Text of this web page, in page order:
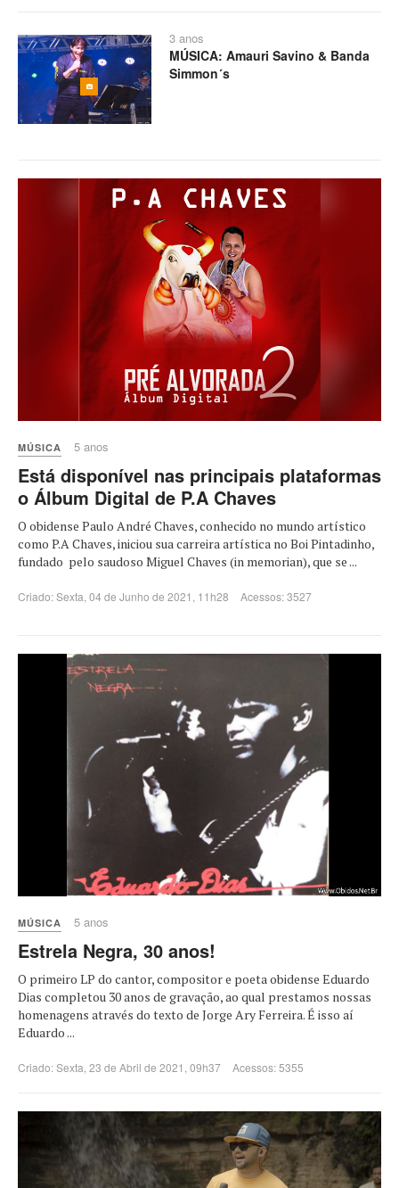
3 anos
MÚSICA: Amauri Savino & Banda
Simmon´s
MÚSICA 5 anos
Está disponível nas principais plataformas
o Álbum Digital de P.A Chaves
O obidense Paulo André Chaves, conhecido no mundo artístico
como P.A Chaves, iniciou sua carreira artística no Boi Pintadinho,
fundado pelo saudoso Miguel Chaves (in memorian), que se ...
Criado: Sexta, 04 de Junho de 2021, 11h28 Acessos: 3527
MÚSICA 5 anos
Estrela Negra, 30 anos!
O primeiro LP do cantor, compositor e poeta obidense Eduardo
Dias completou 30 anos de gravação, ao qual prestamos nossas
homenagens através do texto de Jorge Ary Ferreira. É isso aí
Eduardo ...
Criado: Sexta, 23 de Abril de 2021, 09h37 Acessos: 5355